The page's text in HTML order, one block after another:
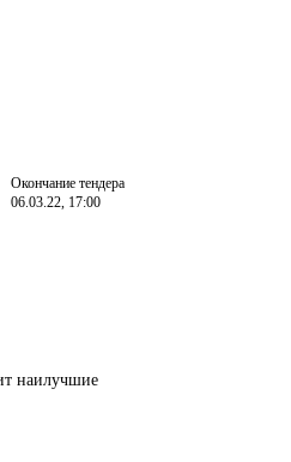
Окончание тендера
06.03.22, 17:00
наилучшие